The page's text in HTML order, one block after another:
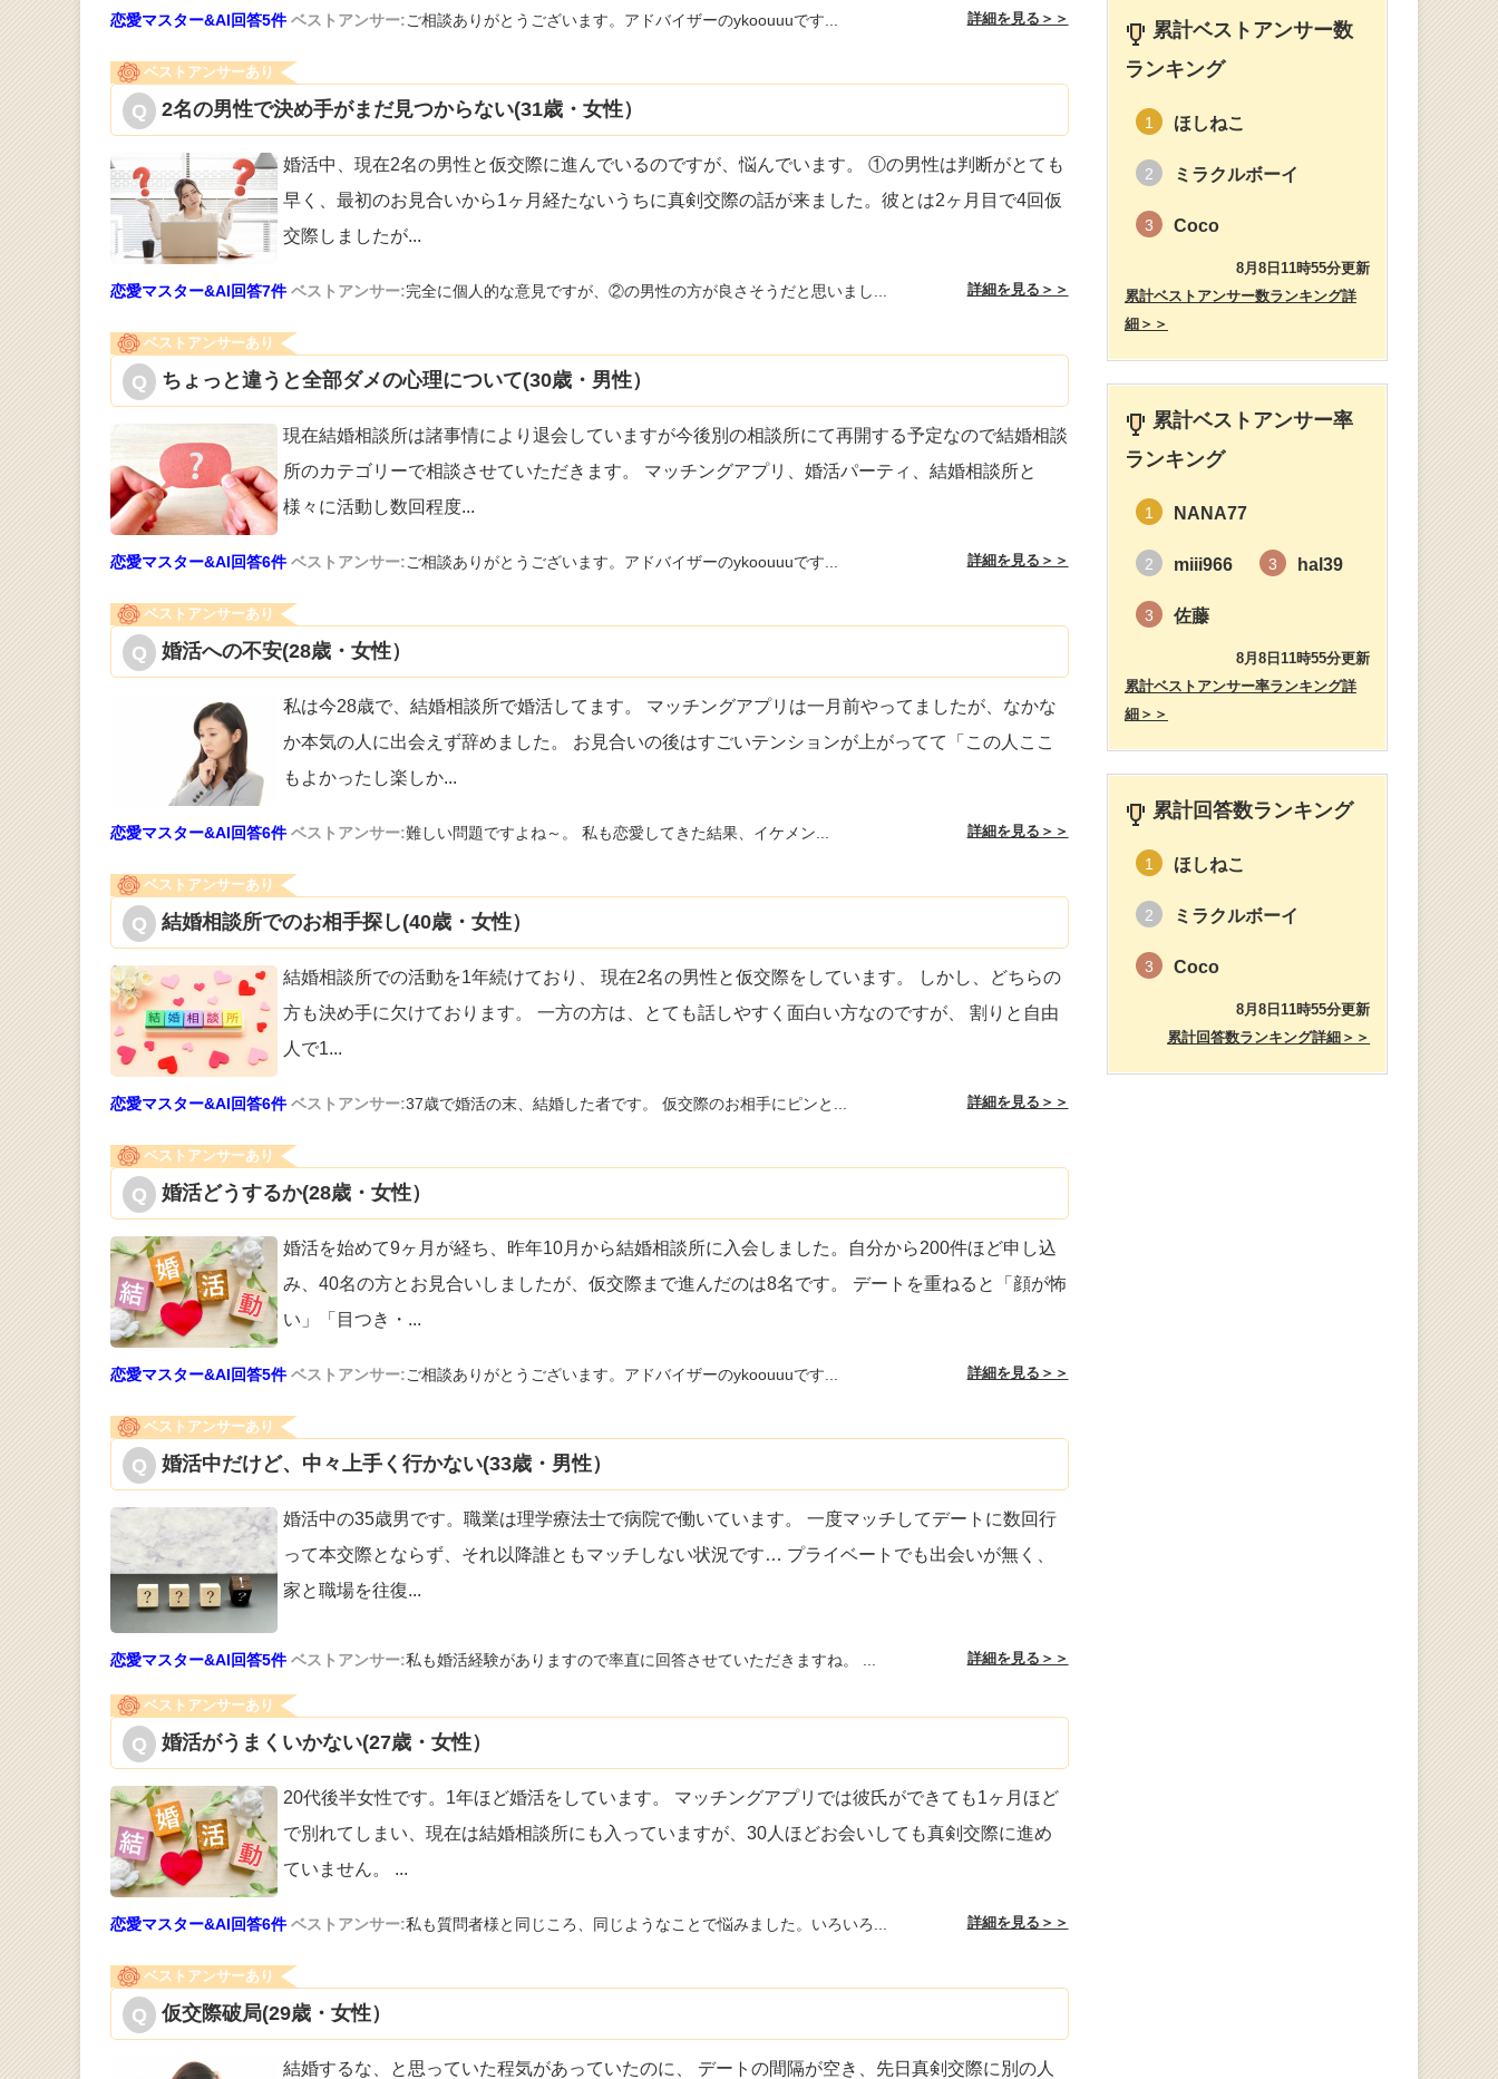
恋愛マスター&AI回答5件 ベストアンサー:ご相談ありがとうございます。アドバイザーのykoouuuです... 詳細を見る＞＞
ベストアンサーあり
2名の男性で決め手がまだ見つからない(31歳・女性）
婚活中、現在2名の男性と仮交際に進んでいるのですが、悩んでいます。 ①の男性は判断がとても
早く
、最初のお見合いから1ヶ月経たないうちに真剣交際の話が来ました。彼とは2ヶ月目で4回仮
交際しましたが...
恋愛マスター&AI回答7件 ベストアンサー:完全に個人的な意見ですが、②の男性の方が良さそうだと思いまし... 詳細を見る＞＞
ベストアンサーあり
ちょっと違うと全部ダメの心理について(30歳・男性）
現在結婚相談所は諸事情により退会していますが今後別の相談所にて再開する予定なので結婚相談
所のカテゴリ ーで相談させていただきます。 マッチングアプリ、婚活パーティ、結婚相談所と
様々に活動し数回程度...
恋愛マスター&AI回答6件 ベストアンサー:ご相談ありがとうございます。アドバイザーのykoouuuです... 詳細を見る＞＞
ベストアンサーあり
婚活への不安(28歳・女性）
私は今28歳で、結婚相談所で婚活してます。 マッチングアプリは一月前やってましたが、なかな
か本気の人に出会えず辞めました。 お見合いの後はすごいテンションが上がってて「この人ここ
もよかったし楽しか...
恋愛マスター&AI回答6件 ベストアンサー:難しい問題ですよね～。 私も恋愛してきた結果、イケメン... 詳細を見る＞＞
ベストアンサーあり
結婚相談所でのお相手探し(40歳・女性）
結婚相談所での活動を1年続けており、 現在2名の男性と仮交際をしています。 しかし、どちらの
方も決め手に欠けております。 一方の方は、とても話しやすく面白い方なのですが、 割りと自由
人で1...
恋愛マスター&AI回答6件 ベストアンサー:37歳で婚活の末、結婚した者です。 仮交際のお相手にピンと... 詳細を見る＞＞
ベストアンサーあり
婚活どうするか(28歳・女性）
婚活を始めて9ヶ月が経ち、昨年10月から結婚相談所に入会しました。自分から200件ほど申し込
み、40名の方とお見合いしましたが、仮交際まで進んだのは8名です。 デートを重ねると「顔が怖
い」「目つき・ ...
恋愛マスター&AI回答5件 ベストアンサー:ご相談ありがとうございます。アドバイザーのykoouuuです... 詳細を見る＞＞
ベストアンサーあり
婚活中だけど、中々上手く行かない(33歳・男性）
婚活中の35歳男です。職業は理学療法士で病院で働いています。 一度マッチしてデートに数回行
って本交際とならず、それ以降誰ともマッチしない状況です… プライベートでも出会いが無く、
家と職場を往復...
恋愛マスター&AI回答5件 ベストアンサー:私も婚活経験がありますので率直に回答させていただきますね。 ... 詳細を見る＞＞
ベストアンサーあり
婚活がうまくいかない(27歳・女性）
20代後半女性です。1年ほど婚活をしています。 マッチングアプリでは彼氏ができても1ヶ月ほど
で別れて しまい、現在は結婚相談所にも入っていますが、30人ほどお会いしても真剣交際に進め
ていません。 ...
恋愛マスター&AI回答6件 ベストアンサー:私も質問者様と同じころ、同じようなことで悩みました。いろいろ... 詳細を見る＞＞
ベストアンサーあり
仮交際破局(29歳・女性）
結婚するな、と思っていた程気があっていたのに、 デートの間隔が空き、先日真剣交際に別の人
累計ベストアンサー数
ランキング
1 ほしねこ
2 ミラクルボーイ
3 Coco
8月8日11時55分更新
累計ベストアンサー数ランキング詳
細＞＞
累計ベストアンサー率
ランキング
1 NANA77
2 miii966 3 hal39
3 佐藤
8月8日11時55分更新
累計ベストアンサー率ランキング詳
細＞＞
累計回答数ランキング
1 ほしねこ
2 ミラクルボーイ
3 Coco
8月8日11時55分更新
累計回答数ランキング詳細＞＞